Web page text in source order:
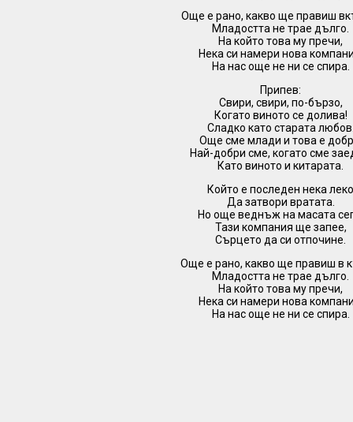
Още е рано, какво ще правиш
Младостта не трае дълго.
На който това му пречи,
Нека си намери нова
На нас още не ни се спира.
Припев:
Свири, свири, по-бързо,
Когато виното се долива!
Сладко като старата
Още сме млади и това е
Най-добри сме, когато сме
Като виното и китарата.
Който е последен нека
Да затвори вратата.
Но още веднъж на масата
Тази компания ще запее,
Сърцето да си отпочине.
Още е рано, какво ще правиш в
Младостта не трае дълго.
На който това му пречи,
Нека си намери нова
На нас още не ни се спира.